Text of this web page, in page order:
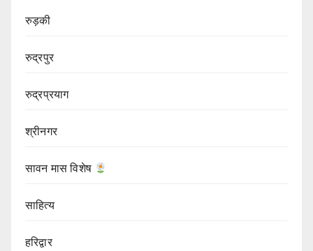
रुड़की
रुद्रपुर
रुद्रप्रयाग
श्रीनगर
सावन मास विशेष
साहित्य
हरिद्वार